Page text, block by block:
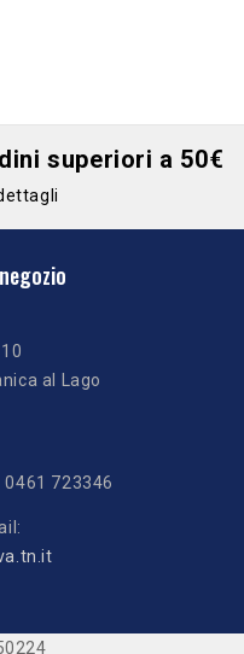
superiori a 50€
al Lago
0461 723346